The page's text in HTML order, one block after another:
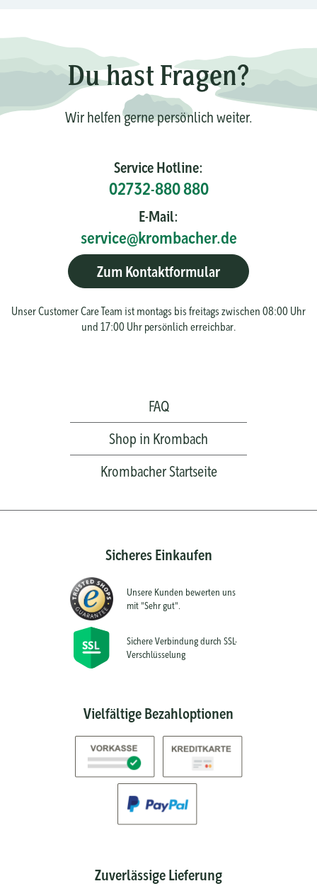
Du hast Fragen?
Wir helfen gerne persönlich weiter.
Service Hotline:
02732-880 880
E-Mail:
service@krombacher.de
Zum Kontaktformular
Unser Customer Care Team ist montags bis freitags zwischen 08:00 Uhr
und 17:00 Uhr persönlich erreichbar.
FAQ
Shop in Krombach
Krombacher Startseite
Sicheres Einkaufen
Unsere Kunden bewerten uns
mit "Sehr gut".
Sichere Verbindung durch SSL-
Verschlüsselung
Vielfältige Bezahloptionen
Zuverlässige Lieferung